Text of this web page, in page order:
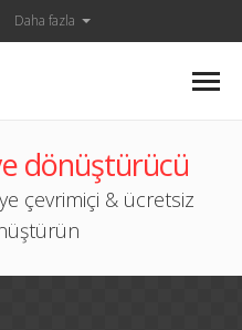
Daha fazla
dönüştürücü
çevrimiçi & ücretsiz